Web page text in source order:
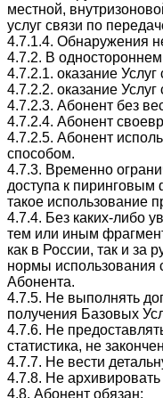
местной,
услуг связи по
4.7.1.4. Обнаружения
4.7.2. В
4.7.2.1. оказание
4.7.2.2. оказание
4.7.2.3. Абонент без
4.7.2.4. Абонент
4.7.2.5. Абонент
способом.
4.7.3. Временно
доступа к пиринговым
такое использование
4.7.4. Без каких-либо
тем или иным
как в России, так и за
нормы использования
Абонента.
4.7.5. Не выполнять
получения Базовых
4.7.6. Не
статистика, не
4.7.7. Не вести
4.7.8. Не архивировать
4.8. Абонент обязан: